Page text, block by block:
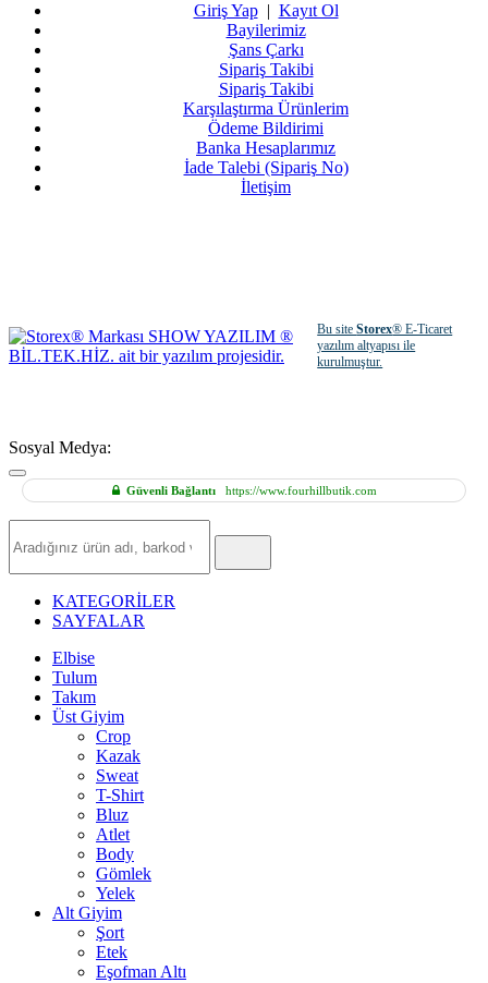
Giriş Yap| Kayıt Ol
Bayilerimiz
Şans Çarkı
Sipariş Takibi
Sipariş Takibi
Karşılaştırma Ürünlerim
Ödeme Bildirimi
Banka Hesaplarımız
İade Talebi (Sipariş No)
İletişim
Bu siteStorex® E-Ticaret
yazılım altyapısı ile
kurulmuştur.
Sosyal Medya:
Güvenli Bağlantıhttps://www.fourhillbutik.com
Ürün
KATEGORİLER
SAYFALAR
Elbise
Tulum
Takım
Üst Giyim
Crop
Kazak
Sweat
T-Shirt
Bluz
Atlet
Body
Gömlek
Yelek
Alt Giyim
Şort
Etek
Eşofman Altı